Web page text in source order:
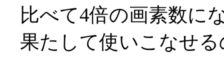
比べて4倍の画素数に
果たして使いこなせ